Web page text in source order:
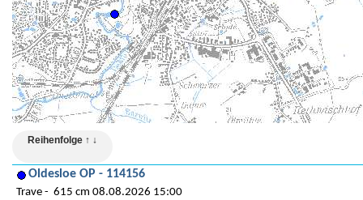
Reihenfolge ↑ ↓
Oldesloe OP - 114156
Trave
615 cm 08.08.2026 15:00